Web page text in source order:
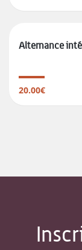
Alternance
20.00€